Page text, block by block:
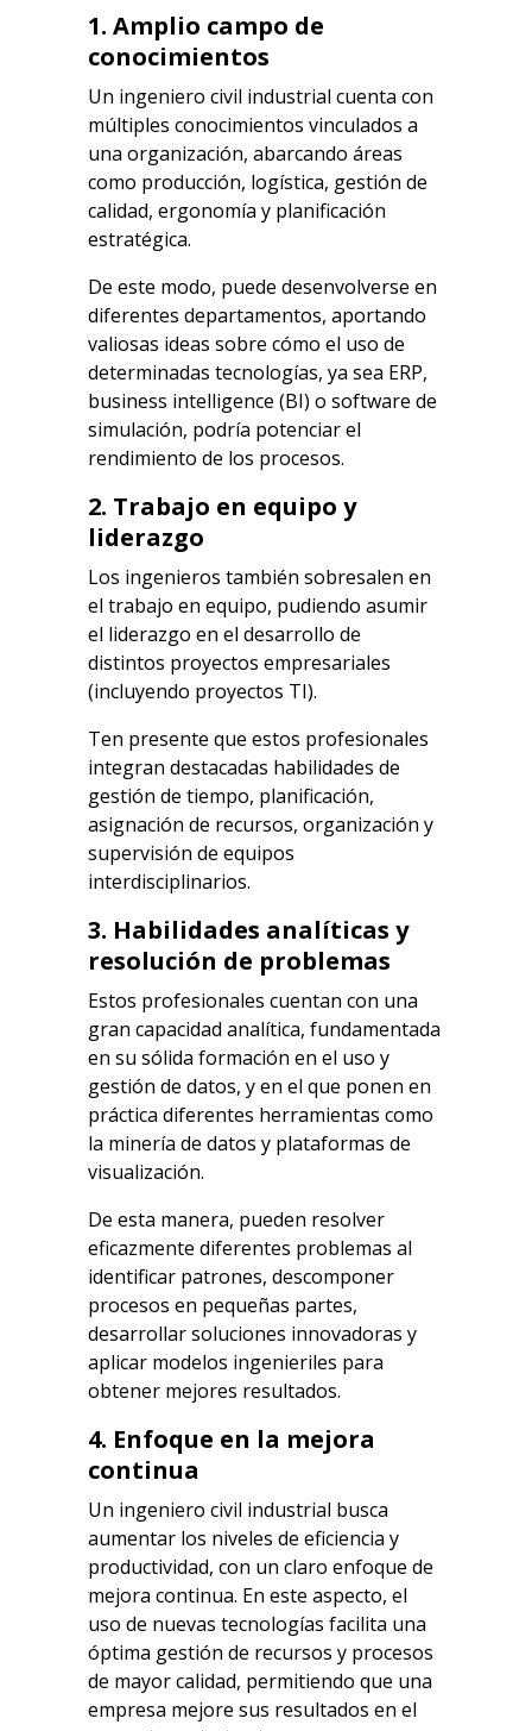
1. Amplio campo de
conocimientos
Un ingeniero civil industrial cuenta con
múltiples conocimientos vinculados a
una organización, abarcando áreas
como producción, logística, gestión de
calidad, ergonomía y planificación
estratégica.
De este modo, puede desenvolverse en
diferentes departamentos, aportando
valiosas ideas sobre cómo el uso de
determinadas tecnologías, ya sea ERP,
business intelligence (BI) o software de
simulación, podría potenciar el
rendimiento de los procesos.
2. Trabajo en equipo y
liderazgo
Los ingenieros también sobresalen en
el trabajo en equipo, pudiendo asumir
el liderazgo en el desarrollo de
distintos proyectos empresariales
(incluyendo proyectos TI).
Ten presente que estos profesionales
integran destacadas habilidades de
gestión de tiempo, planificación,
asignación de recursos, organización y
supervisión de equipos
interdisciplinarios.
3. Habilidades analíticas y
resolución de problemas
Estos profesionales cuentan con una
gran capacidad analítica, fundamentada
en su sólida formación en el uso y
gestión de datos, y en el que ponen en
práctica diferentes herramientas como
la minería de datos y plataformas de
visualización.
De esta manera, pueden resolver
eficazmente diferentes problemas al
identificar patrones, descomponer
procesos en pequeñas partes,
desarrollar soluciones innovadoras y
aplicar modelos ingenieriles para
obtener mejores resultados.
4. Enfoque en la mejora
continua
Un ingeniero civil industrial busca
aumentar los niveles de eficiencia y
productividad, con un claro enfoque de
mejora continua. En este aspecto, el
uso de nuevas tecnologías facilita una
óptima gestión de recursos y procesos
de mayor calidad, permitiendo que una
empresa mejore sus resultados en el